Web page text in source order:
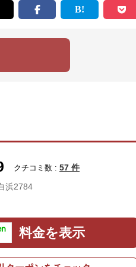
クチコミ数 : 57 件
浜2784
料金を表示